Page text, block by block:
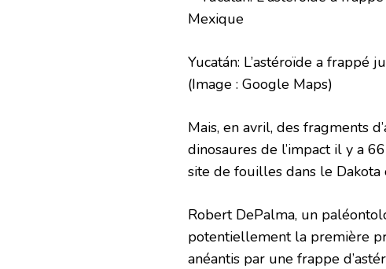
Yucatán: L’astéroïde a frappé
(Image : Google Maps)
Mais, en avril, des fragments
dinosaures de l’impact il y a
site de fouilles dans le Dakota
Robert DePalma, un
potentiellement la première
anéantis par une frappe